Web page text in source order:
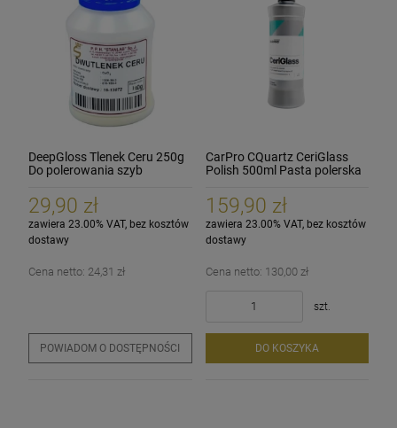
DeepGloss Tlenek Ceru 250g
Do polerowania szyb
29,90 zł
zawiera 23.00% VAT, bez kosztów
dostawy
Cena netto: 24,31 zł
POWIADOM O DOSTĘPNOŚCI
CarPro CQuartz CeriGlass
Polish 500ml Pasta polerska
159,90 zł
zawiera 23.00% VAT, bez kosztów
dostawy
Cena netto: 130,00 zł
szt.
DO KOSZYKA